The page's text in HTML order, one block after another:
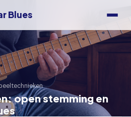
Blues
open stemming en